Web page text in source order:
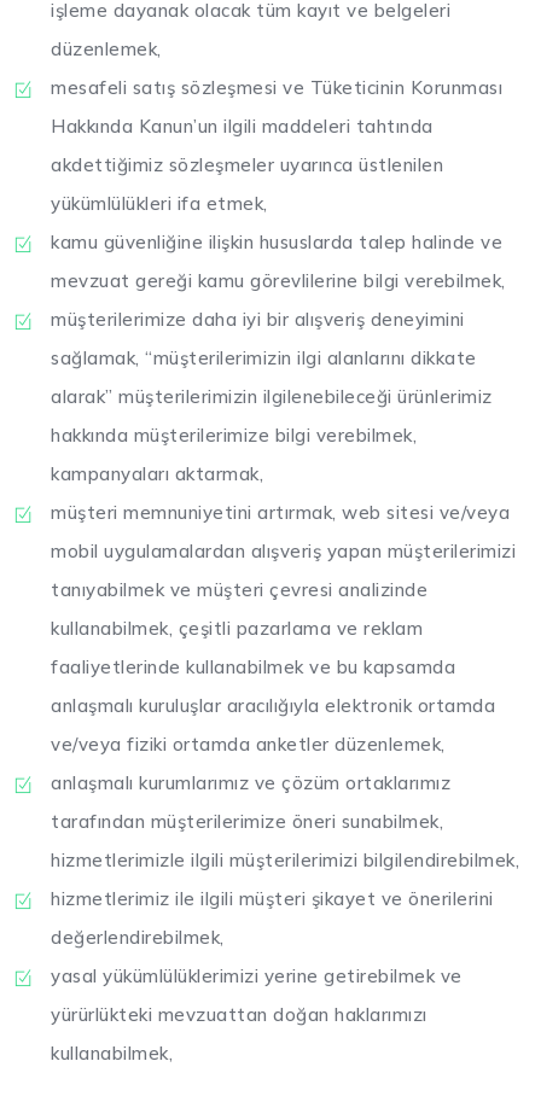
işleme dayanak olacak tüm kayıt ve belgeleri
düzenlemek,
mesafeli satış sözleşmesi ve Tüketicinin Korunması
Hakkında Kanun’un ilgili maddeleri tahtında
akdettiğimiz sözleşmeler uyarınca üstlenilen
yükümlülükleri ifa etmek,
kamu güvenliğine ilişkin hususlarda talep halinde ve
mevzuat gereği kamu görevlilerine bilgi verebilmek,
müşterilerimize daha iyi bir alışveriş deneyimini
sağlamak, “müşterilerimizin ilgi alanlarını dikkate
alarak” müşterilerimizin ilgilenebileceği ürünlerimiz
hakkında müşterilerimize bilgi verebilmek,
kampanyaları aktarmak,
müşteri memnuniyetini artırmak, web sitesi ve/veya
mobil uygulamalardan alışveriş yapan müşterilerimizi
tanıyabilmek ve müşteri çevresi analizinde
kullanabilmek, çeşitli pazarlama ve reklam
faaliyetlerinde kullanabilmek ve bu kapsamda
anlaşmalı kuruluşlar aracılığıyla elektronik ortamda
ve/veya fiziki ortamda anketler düzenlemek,
anlaşmalı kurumlarımız ve çözüm ortaklarımız
tarafından müşterilerimize öneri sunabilmek,
hizmetlerimizle ilgili müşterilerimizi bilgilendirebilmek,
hizmetlerimiz ile ilgili müşteri şikayet ve önerilerini
değerlendirebilmek,
yasal yükümlülüklerimizi yerine getirebilmek ve
yürürlükteki mevzuattan doğan haklarımızı
kullanabilmek,